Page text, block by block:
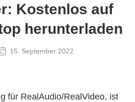
Kostenlos auf
herunterladen
15. September 2022
für RealAudio/RealVideo, ist